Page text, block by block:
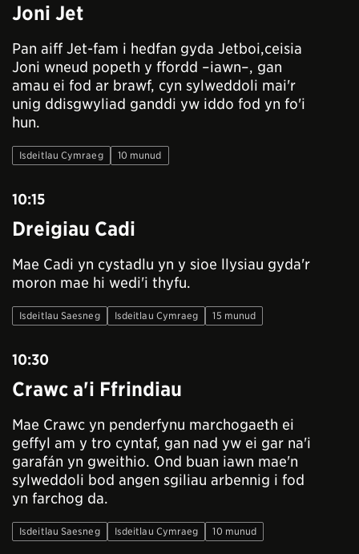
Joni Jet
Pan aiff Jet-fam i hedfan gyda Jetboi,ceisia
Joni wneud popeth y ffordd –iawn–, gan
amau ei fod ar brawf, cyn sylweddoli mai'r
unig ddisgwyliad ganddi yw iddo fod yn fo'i
hun.
Isdeitlau Cymraeg 10 munud
10:15
Dreigiau Cadi
Mae Cadi yn cystadlu yn y sioe llysiau gyda'r
moron mae hi wedi'i thyfu.
Isdeitlau Saesneg Isdeitlau Cymraeg 15 munud
10:30
Crawc a'i Ffrindiau
Mae Crawc yn penderfynu marchogaeth ei
geffyl am y tro cyntaf, gan nad yw ei gar na'i
garafán yn gweithio. Ond buan iawn mae'n
sylweddoli bod angen sgiliau arbennig i fod
yn farchog da.
Isdeitlau Saesneg Isdeitlau Cymraeg 10 munud